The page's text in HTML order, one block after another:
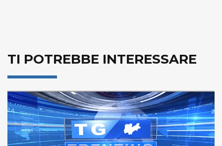
TI POTREBBE INTERESSARE